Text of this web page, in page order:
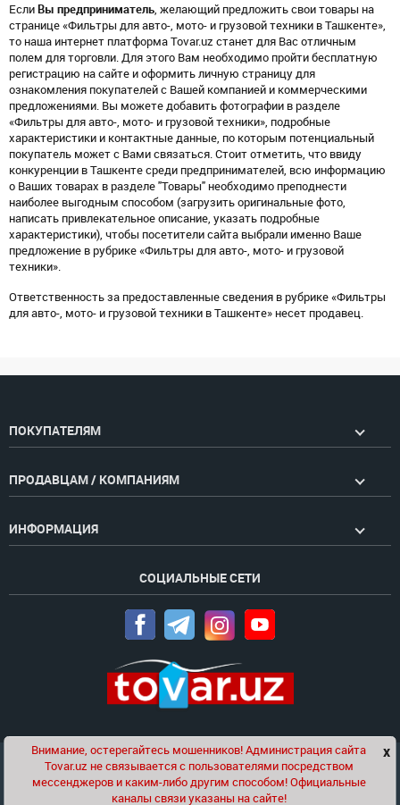
Если Вы предприниматель, желающий предложить свои товары на
странице «Фильтры для авто-, мото- и грузовой техники в Ташкенте»,
то наша интернет платформа Tovar.uz станет для Вас отличным
полем для торговли. Для этого Вам необходимо пройти бесплатную
регистрацию на сайте и оформить личную страницу для
ознакомления покупателей с Вашей компанией и коммерческими
предложениями. Вы можете добавить фотографии в разделе
«Фильтры для авто-, мото- и грузовой техники», подробные
характеристики и контактные данные, по которым потенциальный
покупатель может с Вами связаться. Стоит отметить, что ввиду
конкуренции в Ташкенте среди предпринимателей, всю информацию
о Ваших товарах в разделе "Товары" необходимо преподнести
наиболее выгодным способом (загрузить оригинальные фото,
написать привлекательное описание, указать подробные
характеристики), чтобы посетители сайта выбрали именно Ваше
предложение в рубрике «Фильтры для авто-, мото- и грузовой
техники».
Ответственность за предоставленные сведения в рубрике «Фильтры
для авто-, мото- и грузовой техники в Ташкенте» несет продавец.
ПОКУПАТЕЛЯМ
ПРОДАВЦАМ / КОМПАНИЯМ
ИНФОРМАЦИЯ
СОЦИАЛЬНЫЕ СЕТИ
Проект компанииGolden Pages
© 2020-2026 tovar.uz | Все права защищены
Чат x
Внимание, остерегайтесь мошенников! Администрация сайта
Tovar.uz не связывается с пользователями посредством
мессенджеров и каким-либо другим способом! Официальные
каналы связи указаны на сайте!